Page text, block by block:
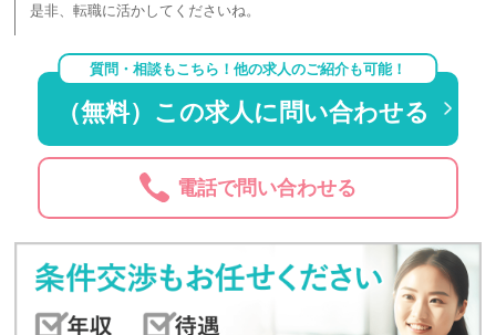
是非、転職に活かしてくださいね。
質問・相談もこちら！他の求人のご紹介も可能！
（無料）この求人に問い合わせる
電話で問い合わせる